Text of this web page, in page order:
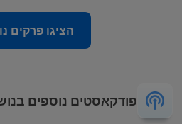
הציגו פרקים
פודקאסטים נוספים